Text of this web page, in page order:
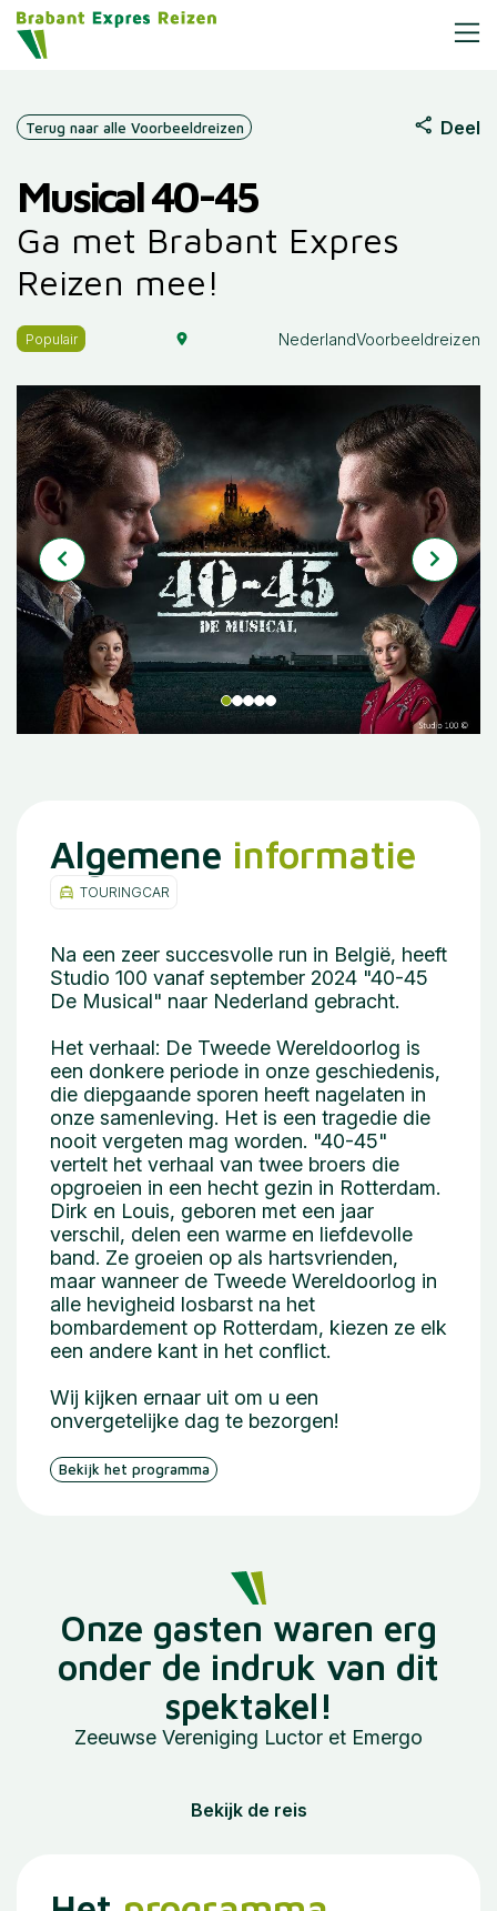
Terug naar alle Voorbeeldreizen Deel
Musical 40-45
Ga met Brabant Expres
Reizen mee!
Populair NederlandVoorbeeldreizen
Algemene informatie
TOURINGCAR
Na een zeer succesvolle run in België, heeft
Studio 100 vanaf september 2024 "40-45
De Musical" naar Nederland gebracht.
Het verhaal: De Tweede Wereldoorlog is
een donkere periode in onze geschiedenis,
die diepgaande sporen heeft nagelaten in
onze samenleving. Het is een tragedie die
nooit vergeten mag worden. "40-45"
vertelt het verhaal van twee broers die
opgroeien in een hecht gezin in Rotterdam.
Dirk en Louis, geboren met een jaar
verschil, delen een warme en liefdevolle
band. Ze groeien op als hartsvrienden,
maar wanneer de Tweede Wereldoorlog in
alle hevigheid losbarst na het
bombardement op Rotterdam, kiezen ze elk
een andere kant in het conflict.
Wij kijken ernaar uit om u een
onvergetelijke dag te bezorgen!
Bekijk het programma
Onze gasten waren erg
onder de indruk van dit
spektakel!
Zeeuwse Vereniging Luctor et Emergo
Bekijk de reis